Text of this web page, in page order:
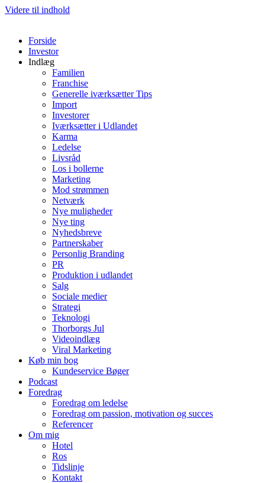
Videre til indhold
Forside
Investor
Indlæg
Familien
Franchise
Generelle iværksætter Tips
Import
Investorer
Iværksætter i Udlandet
Karma
Ledelse
Livsråd
Los i bollerne
Marketing
Mod strømmen
Netværk
Nye muligheder
Nye ting
Nyhedsbreve
Partnerskaber
Personlig Branding
PR
Produktion i udlandet
Salg
Sociale medier
Strategi
Teknologi
Thorborgs Jul
Videoindlæg
Viral Marketing
Køb min bog
Kundeservice Bøger
Podcast
Foredrag
Foredrag om ledelse
Foredrag om passion, motivation og succes
Referencer
Om mig
Hotel
Ros
Tidslinje
Kontakt